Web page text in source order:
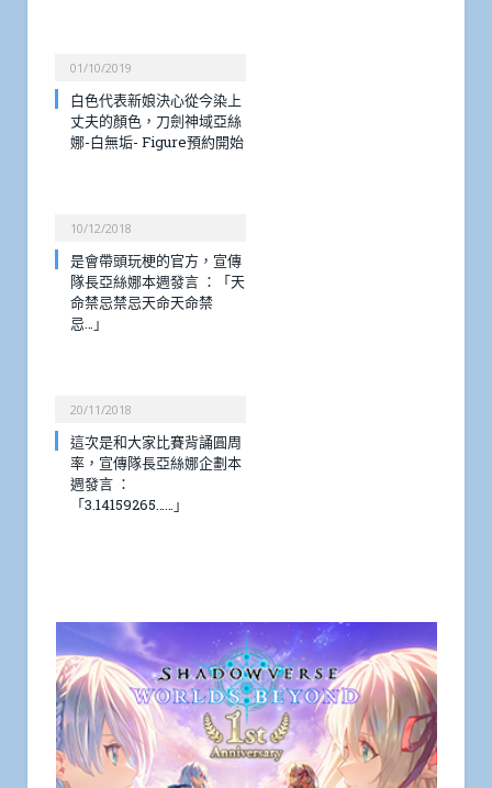
01/10/2019
白色代表新娘決心從今染上
丈夫的顏色，刀劍神域亞絲
娜-白無垢- Figure預約開始
10/12/2018
是會帶頭玩梗的官方，宣傳
隊長亞絲娜本週發言 ：「天
命禁忌禁忌天命天命禁
忌…」
20/11/2018
這次是和大家比賽背誦圓周
率，宣傳隊長亞絲娜企劃本
週發言 ：
「3.14159265……」